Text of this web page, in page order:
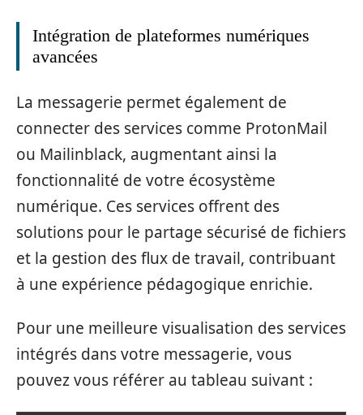
Intégration de plateformes numériques
avancées
La messagerie permet également de
connecter des services comme ProtonMail
ou Mailinblack, augmentant ainsi la
fonctionnalité de votre écosystème
numérique. Ces services offrent des
solutions pour le partage sécurisé de fichiers
et la gestion des flux de travail, contribuant
à une expérience pédagogique enrichie.
Pour une meilleure visualisation des services
intégrés dans votre messagerie, vous
pouvez vous référer au tableau suivant :